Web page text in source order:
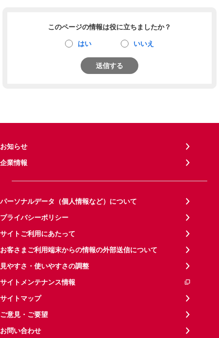
このページの情報は役に立ちましたか？
はい いいえ
送信する
お知らせ
企業情報
パーソナルデータ（個人情報など）について
プライバシーポリシー
サイトご利用にあたって
お客さまご利用端末からの情報の外部送信について
見やすさ・使いやすさの調整
サイトメンテナンス情報
サイトマップ
ご意見・ご要望
お問い合わせ